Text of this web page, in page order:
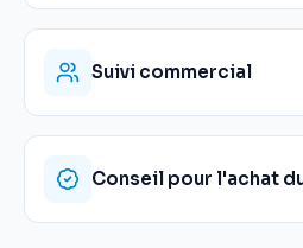
Suivi commercial
Conseil pour l'achat